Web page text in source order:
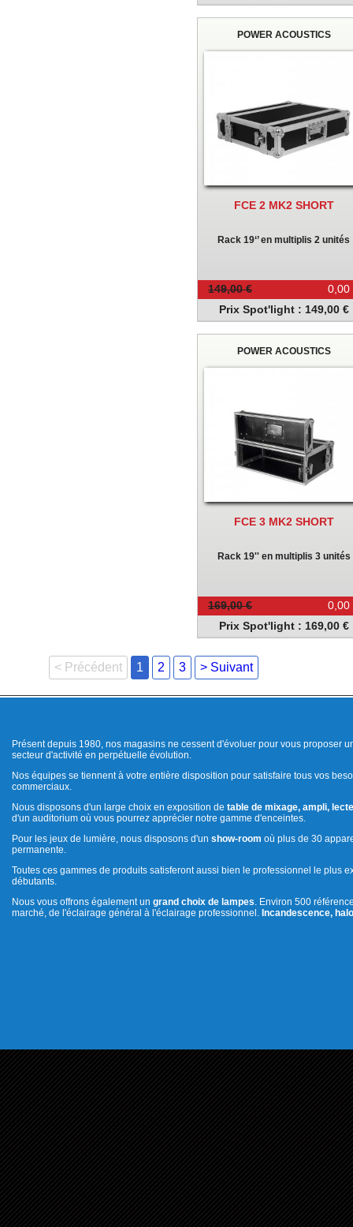
POWER ACOUSTICS
FCE 2 MK2 SHORT
Rack 19‘’ en multiplis 2 unités
0,00
149,00 €
Prix Spot'light : 149,00 €
POWER ACOUSTICS
FCE 3 MK2 SHORT
Rack 19'' en multiplis 3 unités
0,00
169,00 €
Prix Spot'light : 169,00 €
< Précédent 1 2 3 > Suivant
Présent depuis 1980, nos magasins ne cessent d'évoluer pour vous proposer
secteur d'activité en perpétuelle évolution.
Nos équipes se tiennent à votre entière disposition pour satisfaire tous vos
commerciaux.
Nous disposons d'un large choix en exposition de table de mixage, ampli,
d'un auditorium où vous pourrez apprécier notre gamme d'enceintes.
Pour les jeux de lumière, nous disposons d'un show-room où plus de 30
permanente.
Toutes ces gammes de produits satisferont aussi bien le professionnel le plus
débutants.
Nous vous offrons également un grand choix de lampes . Environ 500
marché, de l'éclairage général à l'éclairage professionnel. Incandescence,